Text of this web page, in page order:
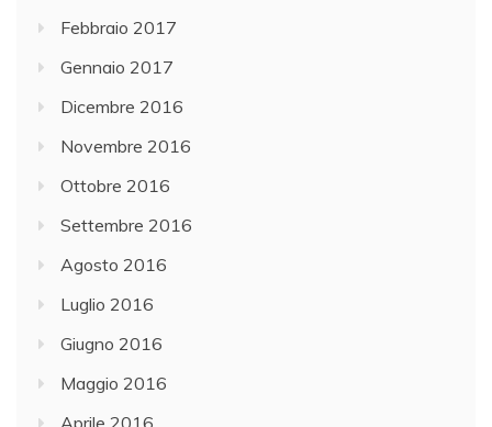
Febbraio 2017
Gennaio 2017
Dicembre 2016
Novembre 2016
Ottobre 2016
Settembre 2016
Agosto 2016
Luglio 2016
Giugno 2016
Maggio 2016
Aprile 2016